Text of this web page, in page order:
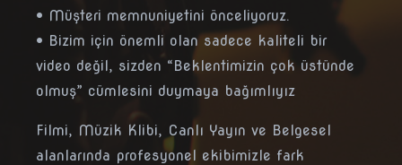
• Müşteri memnuniyetini önceliyoruz.
• Bizim için önemli olan sadece kaliteli bir
video değil, sizden “Beklentimizin çok üstünde
olmuş” cümlesini duymaya bağımlıyız
Filmi, Müzik Klibi, Canlı Yayın ve Belgesel
alanlarında profesyonel ekibimizle fark